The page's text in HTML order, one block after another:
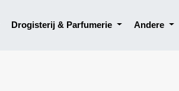
Drogisterij & Parfumerie Andere